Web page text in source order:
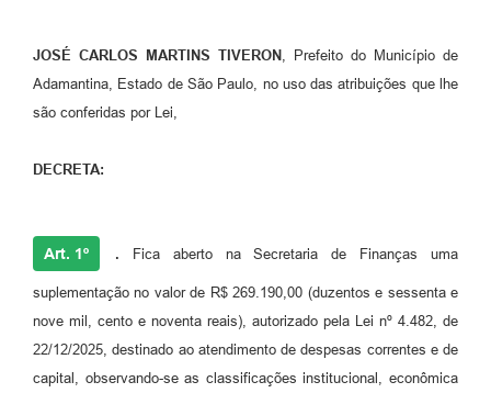
JOSÉ CARLOS MARTINS TIVERON , Prefeito do Município de
Adamantina, Estado de São Paulo, no uso das atribuições que lhe
são conferidas por Lei,
DECRETA:
Art. 1º . Fica aberto na Secretaria de Finanças uma
suplementação no valor de R$ 269.190,00 (duzentos e sessenta e
nove mil, cento e noventa reais), autorizado pela Lei nº 4.482, de
22/12/2025, destinado ao atendimento de despesas correntes e de
capital, observando-se as classificações institucional, econômica